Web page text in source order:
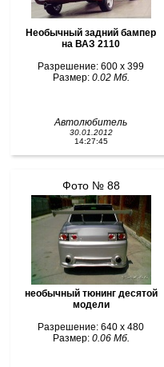
Необычный задний бампер
на ВАЗ 2110
Разрешение: 600 x 399
Размер: 0.02 Мб.
Автолюбитель
30.01.2012
14:27:45
Фото № 88
необычный тюнинг десятой
модели
Разрешение: 640 x 480
Размер: 0.06 Мб.